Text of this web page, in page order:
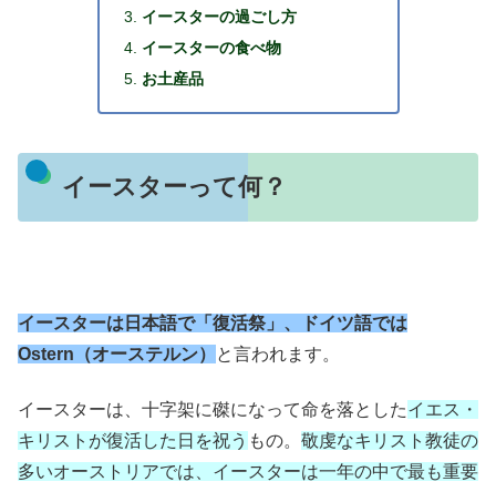
イースターの過ごし方
イースターの食べ物
お土産品
イースターって何？
イースターは日本語で「復活祭」、ドイツ語では
Ostern（オーステルン）
と言われます。
イースターは、十字架に磔になって命を落としたイエス・
キリストが復活した日を祝う もの。 敬虔なキリスト教徒の
多いオーストリアでは、イースターは一年の中で最も重要